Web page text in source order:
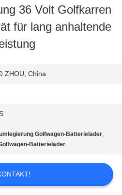
36 Volt Golfkarren
für lang anhaltende
ZHOU, China
Golfwagen-Batterielader,
Batterielader